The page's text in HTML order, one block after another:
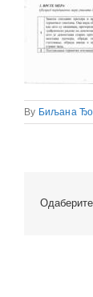
By Биљана